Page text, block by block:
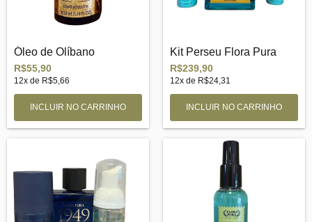
Óleo de Olíbano
R$55,90
12x de R$5,66
Kit Perseu Flora Pura
R$239,90
12x de R$24,31